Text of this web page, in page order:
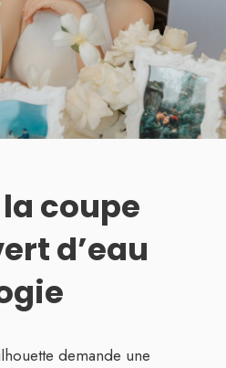
coupe
d’eau
demande une